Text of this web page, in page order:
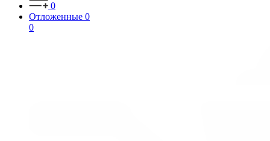
0
Отложенные 0
0